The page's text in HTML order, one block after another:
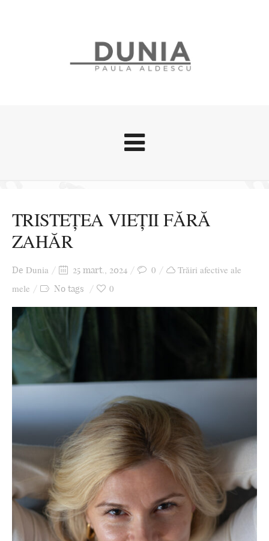
Stari afective
Zice Dunia
Cursuri povestite
TRISTEȚEA VIEȚII FĂRĂ
ZAHĂR
De Dunia 25 mart., 2024 0
Trăiri afective ale
mele
No tags 0